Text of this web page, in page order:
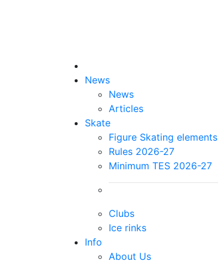
News
News
Articles
Skate
Figure Skating elements
Rules 2026-27
Minimum TES 2026-27
Clubs
Ice rinks
Info
About Us